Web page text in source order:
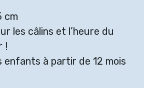
cm
les câlins et l’heure du
!
enfants à partir de 12 mois